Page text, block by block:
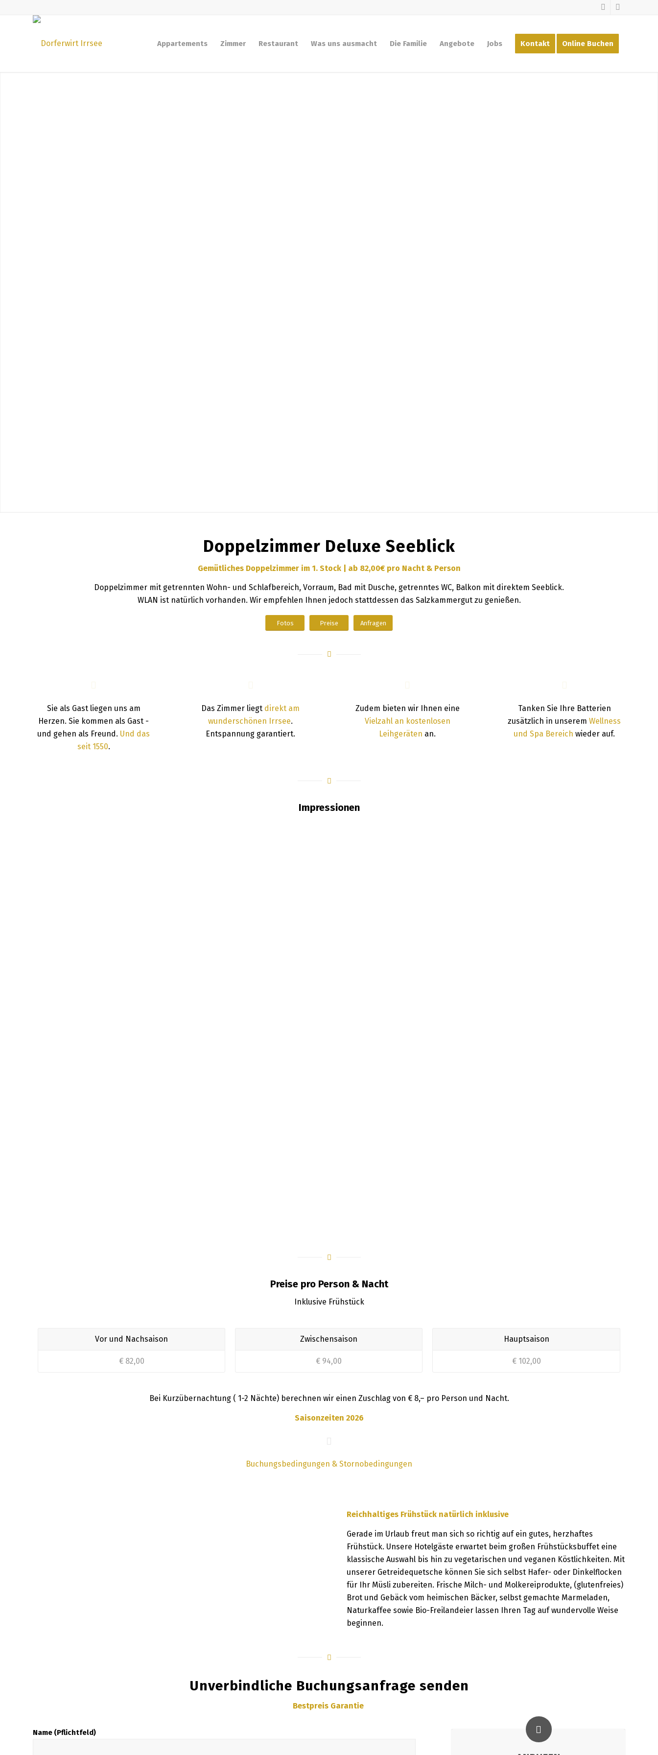
Appartements Zimmer Restaurant Was uns ausmacht Die Familie Angebote Jobs Kontakt Online Buchen
Doppelzimmer Deluxe Seeblick
Gemütliches Doppelzimmer im 1. Stock | ab 82,00€ pro Nacht & Person
Doppelzimmer mit getrennten Wohn- und Schlafbereich, Vorraum, Bad mit Dusche, getrenntes WC, Balkon mit direktem Seeblick.
WLAN ist natürlich vorhanden. Wir empfehlen Ihnen jedoch stattdessen das Salzkammergut zu genießen.
Fotos Preise Anfragen
Sie als Gast liegen uns am
Herzen. Sie kommen als Gast -
und gehen als Freund. Und das
seit 1550.
Das Zimmer liegt direkt am
wunderschönen Irrsee.
Entspannung garantiert.
Zudem bieten wir Ihnen eine
Vielzahl an kostenlosen
Leihgeräten an.
Tanken Sie Ihre Batterien
zusätzlich in unseremWellness
und Spa Bereich wieder auf.
Impressionen
Preise pro Person & Nacht
Inklusive Frühstück
Vor und Nachsaison
€ 82,00
Zwischensaison
€ 94,00
Hauptsaison
€ 102,00
Bei Kurzübernachtung ( 1-2 Nächte) berechnen wir einen Zuschlag von € 8,– pro Person und Nacht.
Saisonzeiten 2026
Buchungsbedingungen & Stornobedingungen
Reichhaltiges Frühstück natürlich inklusive
Gerade im Urlaub freut man sich so richtig auf ein gutes, herzhaftes
Frühstück. Unsere Hotelgäste erwartet beim großen Frühstücksbuffet eine
klassische Auswahl bis hin zu vegetarischen und veganen Köstlichkeiten. Mit
unserer Getreidequetsche können Sie sich selbst Hafer- oder Dinkelflocken
für Ihr Müsli zubereiten. Frische Milch- und Molkereiprodukte, (glutenfreies)
Brot und Gebäck vom heimischen Bäcker, selbst gemachte Marmeladen,
Naturkaffee sowie Bio-Freilandeier lassen Ihren Tag auf wundervolle Weise
beginnen.
Unverbindliche Buchungsanfrage senden
Bestpreis Garantie
Name (Pflichtfeld)